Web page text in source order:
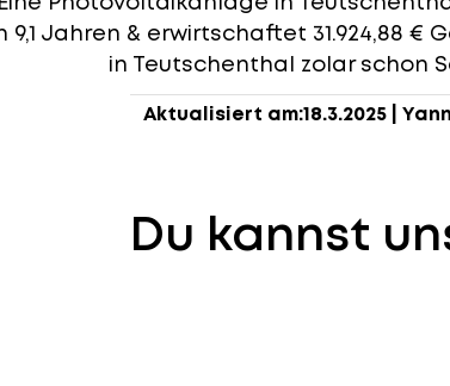
9,1 Jahren & erwirtschaftet 31.924,88 €
in Teutschenthal zolar schon
Aktualisiert am:18.3.2025|
Du kannst